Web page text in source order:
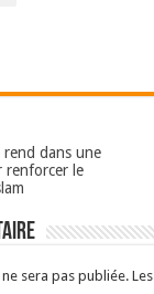
dans une
le
sera pas publiée.